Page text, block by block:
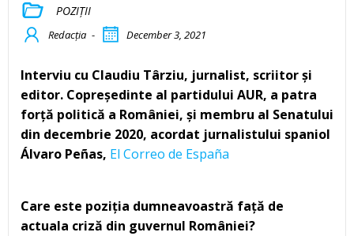
POZIȚII
Redacția - December 3, 2021
Interviu cu Claudiu Târziu, jurnalist, scriitor și
editor. Copreședinte al partidului AUR, a patra
forță politică a României, și membru al Senatului
din decembrie 2020, acordat jurnalistului spaniol
Álvaro Peñas, El Correo de España
Care este poziția dumneavoastră față de
actuala criză din guvernul României?